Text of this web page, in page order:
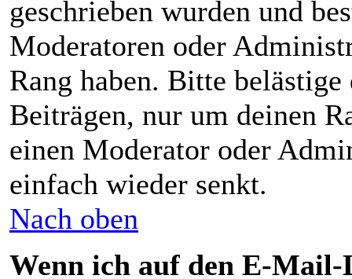
geschrieben wurden und
Moderatoren oder
Rang haben. Bitte
Beiträgen, nur um deinen
einen Moderator oder
einfach wieder senkt.
Nach oben
Wenn ich auf den E-